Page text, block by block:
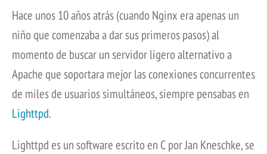
Hace unos 10 años atrás (cuando Nginx era apenas un
niño que comenzaba a dar sus primeros pasos) al
momento de buscar un servidor ligero alternativo a
Apache que soportara mejor las conexiones concurrentes
de miles de usuarios simultáneos, siempre pensabas en
Lighttpd.
Lighttpd es un software escrito en C por Jan Kneschke, se